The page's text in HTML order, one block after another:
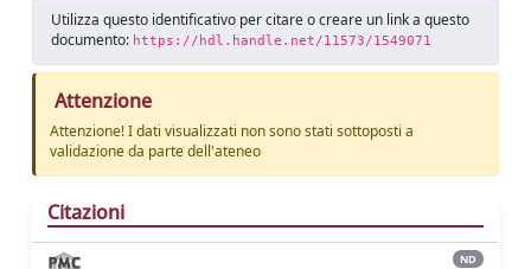
Utilizza questo identificativo per citare o creare un link a questo
documento: https://hdl.handle.net/11573/1549071
Attenzione
Attenzione! I dati visualizzati non sono stati sottoposti a
validazione da parte dell'ateneo
Citazioni
ND